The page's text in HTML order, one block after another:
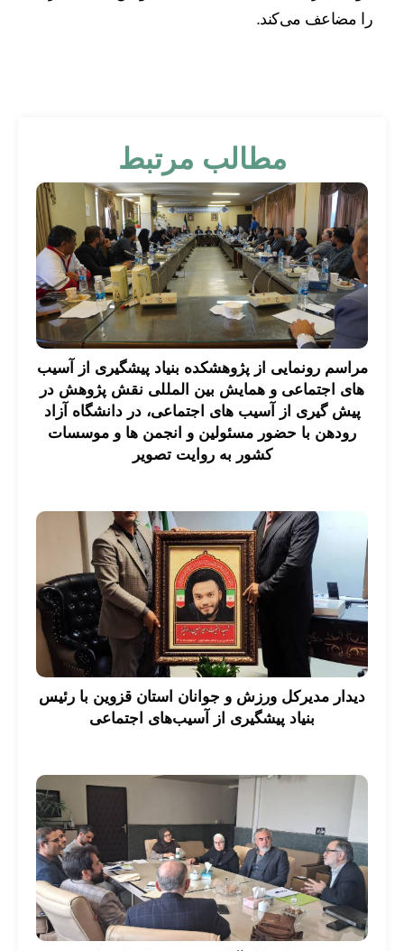
را مضاعف می‌کند.
مطالب مرتبط
مراسم رونمایی از پژوهشکده بنیاد پیشگیری از آسیب
های اجتماعی و همایش بین المللی نقش پژوهش در
پیش گیری از آسیب های اجتماعی، در دانشگاه آزاد
رودهن با حضور مسئولین و انجمن ها و موسسات
کشور به روایت تصویر
دیدار مدیرکل ورزش و جوانان استان قزوین با رئیس
بنیاد پیشگیری از آسیب‌های اجتماعی